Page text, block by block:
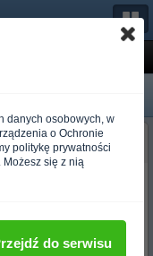
Forum-kulturystyka.pl
(2-3 porcje)
danych osobowych, w
o Ochronie
politykę prywatności
się z nią
do serwisu